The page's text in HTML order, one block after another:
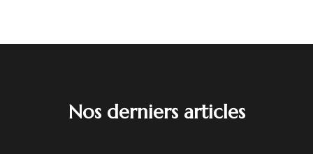
Nos derniers articles